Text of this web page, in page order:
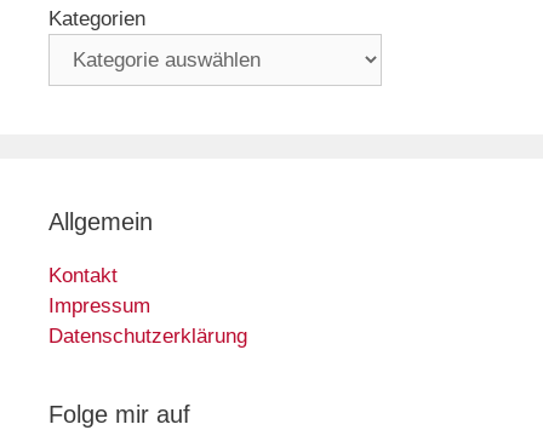
Kategorien
Allgemein
Kontakt
Impressum
Datenschutzerklärung
Folge mir auf